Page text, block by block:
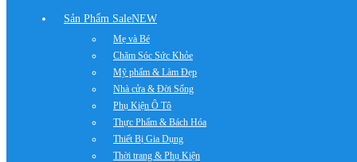
Sản Phẩm SaleNEW
Mẹ và Bé
Chăm Sóc Sức Khỏe
Mỹ phẩm & Làm Đẹp
Nhà cửa & Đời Sống
Phụ Kiện Ô Tô
Thực Phẩm & Bách Hóa
Thiết Bị Gia Dụng
Thời trang & Phụ Kiện